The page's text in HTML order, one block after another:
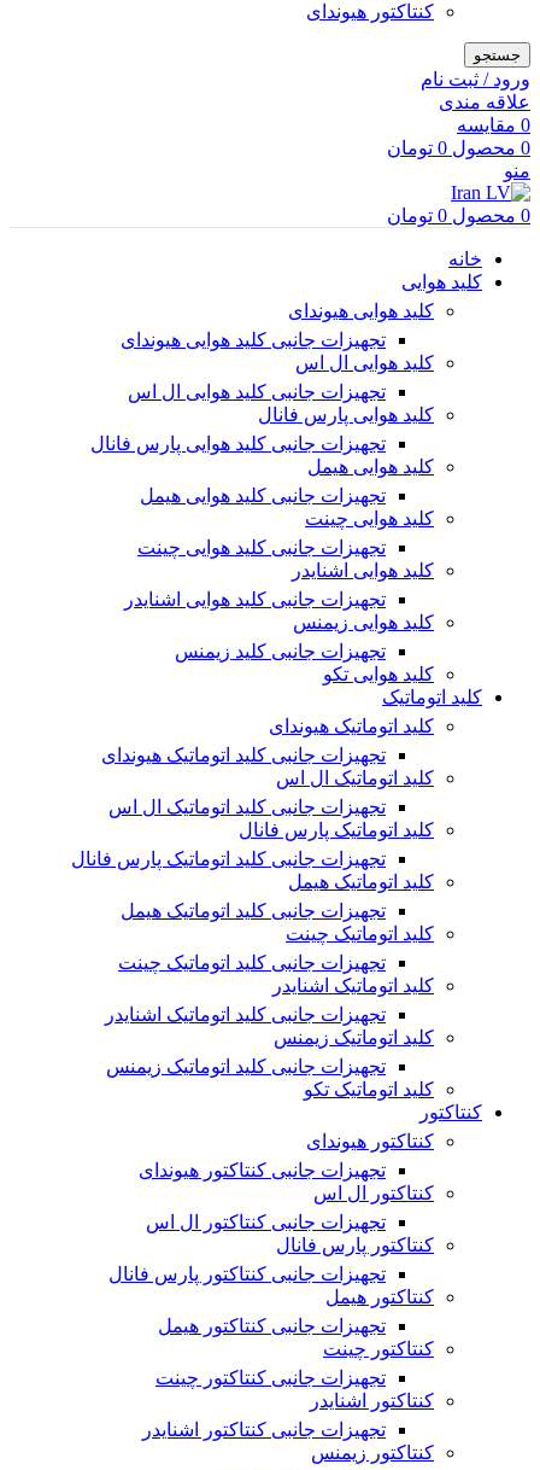
کنتاکتور هیوندای
جستجو
ورود / ثبت نام
علاقه مندی
0 مقایسه
0 محصول 0 تومان
منو
0 محصول 0 تومان
خانه
کلید هوایی
کلید هوایی هیوندای
تجهیزات جانبی کلید هوایی هیوندای
کلید هوایی ال اس
تجهیزات جانبی کلید هوایی ال اس
کلید هوایی پارس فانال
تجهیزات جانبی کلید هوایی پارس فانال
کلید هوایی هیمل
تجهیزات جانبی کلید هوایی هیمل
کلید هوایی چینت
تجهیزات جانبی کلید هوایی چینت
کلید هوایی اشنایدر
تجهیزات جانبی کلید هوایی اشنایدر
کلید هوایی زیمنس
تجهیزات جانبی کلید زیمنس
کلید هوایی تکو
کلید اتوماتیک
کلید اتوماتیک هیوندای
تجهیزات جانبی کلید اتوماتیک هیوندای
کلید اتوماتیک ال اس
تجهیزات جانبی کلید اتوماتیک ال اس
کلید اتوماتیک پارس فانال
تجهیزات جانبی کلید اتوماتیک پارس فانال
کلید اتوماتیک هیمل
تجهیزات جانبی کلید اتوماتیک هیمل
کلید اتوماتیک چینت
تجهیزات جانبی کلید اتوماتیک چینت
کلید اتوماتیک اشنایدر
تجهیزات جانبی کلید اتوماتیک اشنایدر
کلید اتوماتیک زیمنس
تجهیزات جانبی کلید اتوماتیک زیمنس
کلید اتوماتیک تکو
کنتاکتور
کنتاکتور هیوندای
تجهیزات جانبی کنتاکتور هیوندای
کنتاکتور ال اس
تجهیزات جانبی کنتاکتور ال اس
کنتاکتور پارس فانال
تجهیزات جانبی کنتاکتور پارس فانال
کنتاکتور هیمل
تجهیزات جانبی کنتاکتور هیمل
کنتاکتور چینت
تجهیزات جانبی کنتاکتور چینت
کنتاکتور اشنایدر
تجهیزات جانبی کنتاکتور اشنایدر
کنتاکتور زیمنس